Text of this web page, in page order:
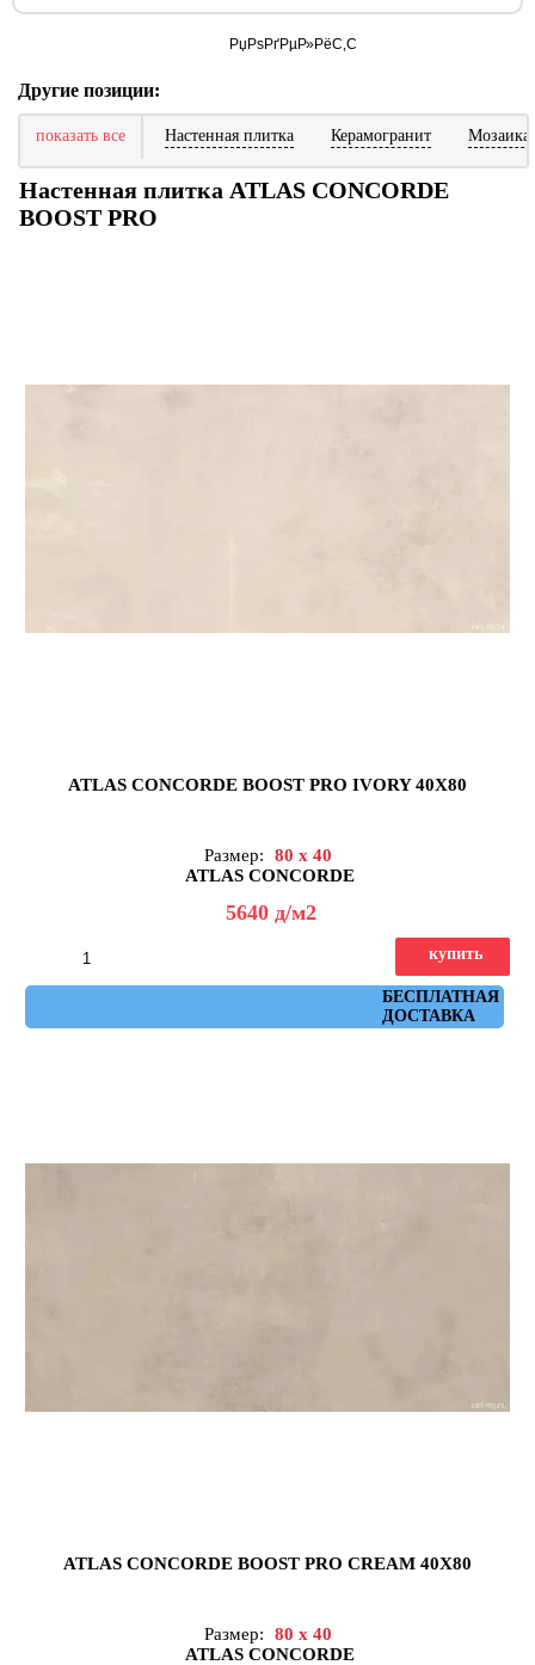
Другие позиции:
показать все Настенная плитка Керамогранит Мозаика
Настенная плитка ATLAS CONCORDE
BOOST PRO
ATLAS CONCORDE BOOST PRO IVORY 40X80
Размер:
80 x 40
ATLAS CONCORDE
5640 д/м2
БЕСПЛАТНАЯ
ДОСТАВКА
купить
ATLAS CONCORDE BOOST PRO CREAM 40X80
Размер:
80 x 40
ATLAS CONCORDE